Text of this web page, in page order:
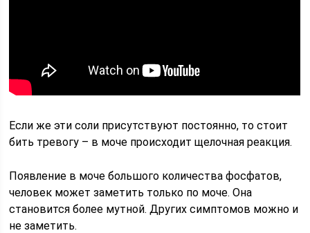
Если же эти соли присутствуют постоянно, то стоит
бить тревогу – в моче происходит щелочная реакция.
Появление в моче большого количества фосфатов,
человек может заметить только по моче. Она
становится более мутной. Других симптомов можно и
не заметить.